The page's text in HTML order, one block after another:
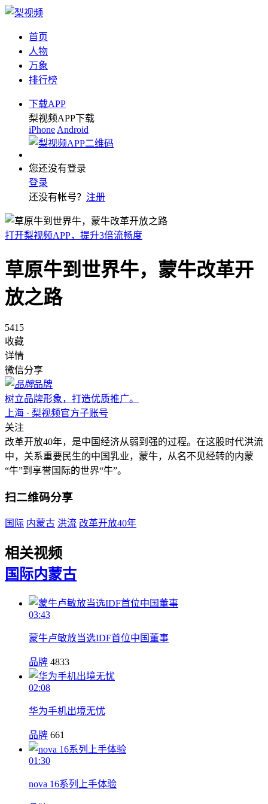
首页
人物
万象
排行榜
下载APP
梨视频APP下载
iPhone Android
您还没有登录
登录
还没有帐号？ 注册
打开梨视频APP，提升3倍流畅度
草原牛到世界牛，蒙牛改革开
放之路
5415
收藏
详情
微信分享
品牌
树立品牌形象，打造优质推广。
上海 · 梨视频官方子账号
关注
改革开放40年，是中国经济从弱到强的过程。在这股时代洪流
中，关系重要民生的中国乳业，蒙牛，从名不见经转的内蒙
“牛”到享誉国际的世界“牛”。
扫二维码分享
国际 内蒙古 洪流 改革开放40年
相关视频
国际内蒙古
03:43
蒙牛卢敏放当选IDF首位中国董事
品牌 4833
02:08
华为手机出境无忧
品牌 661
01:30
nova 16系列上手体验